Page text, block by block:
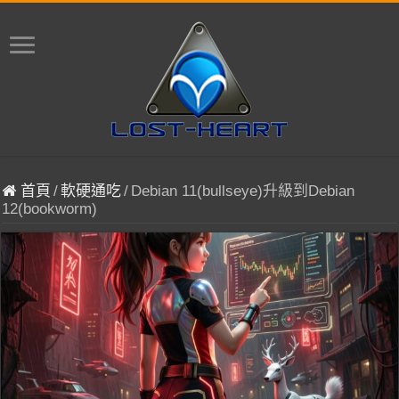
首頁 /軟硬通吃/ Debian 11(bullseye)升級到Debian
12(bookworm)